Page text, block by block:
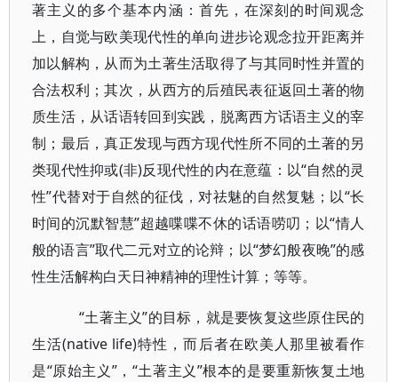
著主义的多个基本内涵：首先，在深刻的时间观念
上，自觉与欧美现代性的单向进步论观念拉开距离并
加以解构，从而为土著生活取得了与其同时性并置的
合法权利；其次，从西方的后殖民表征返回土著的物
质生活，从话语转回到实践，脱离西方话语主义的宰
制；最后，真正发现与西方现代性所不同的土著的另
类现代性抑或(非)反现代性的内在意蕴：以“自然的灵
性”代替对于自然的征伐，对祛魅的自然复魅；以“长
时间的沉默智慧”超越喋喋不休的话语唠叨；以“情人
般的语言”取代二元对立的论辩；以“梦幻般夜晚”的感
性生活解构白天日神精神的理性计算；等等。
“土著主义”的目标，就是要恢复这些原住民的
生活(native life)特性，而后者在欧美人那里被看作
是“原始主义”，“土著主义”根本的是要重新恢复土地